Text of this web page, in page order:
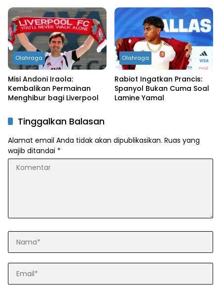
Olahraga
Misi Andoni Iraola:
Kembalikan Permainan
Menghibur bagi Liverpool
Olahraga
Rabiot Ingatkan Prancis:
Spanyol Bukan Cuma Soal
Lamine Yamal
Tinggalkan Balasan
Alamat email Anda tidak akan dipublikasikan. Ruas yang
wajib ditandai *